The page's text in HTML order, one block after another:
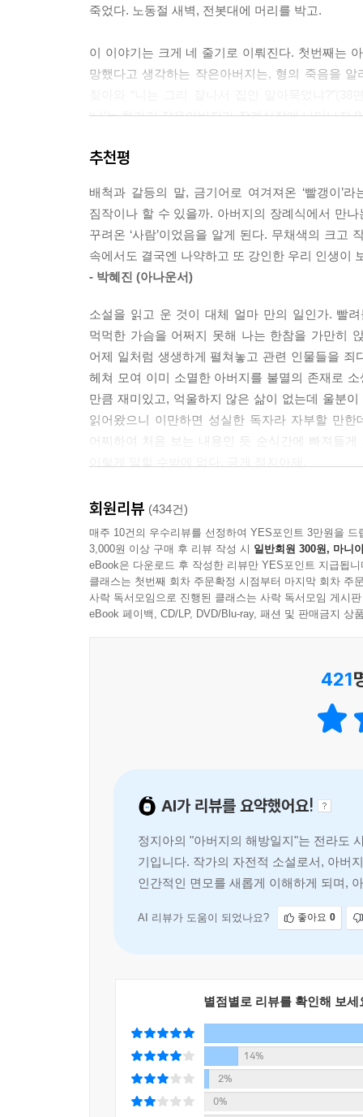
그때까지 위태위태 잘 참고 있던 나는 노동이 힘
으며 덧붙였다.
월남전에서 다리를 잃었다고 했으니 아마도 육십
팡이를 능숙하게 움직여 비틀거리지도 않고 내 쪽
“아따 조문은 무신…… 나랑 쐬주나 마시장게.”
다리 불편한 노인네를 확 낚아챌 수도 없는 노릇,
“왜? 나는 베트콩 때려잡던 사램잉게 뽈갱이 조문
“넘의 딸이 담배 피우먼 못된 년이고, 내 딸이 담
신 헥명을 하겄다는 것이여!” 그때 어머니 나이
것인지, 이것이야말로 진정한 블랙 코미디다, 그
람이 절대 다니지 않을 산중턱까지 올랐다. 담배
--- p.243
죽었다. 노동절 새벽, 전봇대에 머리를 박고.
이 이야기는 크게 네 줄기로 이뤄진다. 첫번째는
망했다고 생각하는 작은아버지는, 형의 죽음을
‘나’는 차라리 작은아버지가 장례식장에 나타나
듯하다. 아버지의 소학교 동창이자 시계방을 운
둘도 없는 친구다. 정치적 지향 차이로 발생하는
지금의 정치권이 배웠으면 싶은 생각도 든다. 그
“담배 친구”(139면)란다. 열일곱살 소녀와 허물
‘미 제국주의’ 운운하는 것을 잊지 않는 아버지
사람들, 총부리를 맞서고 싸웠지만 이윽고 친구가
내가 알던 아버지는 진짜일까?
그가 남기고 간 수많은 에피소드
세번째는 ‘나’와 아버지의 이야기다. 『아버지의
아버지의 유골을 손에 들고, 아버지를 가장 아버지
마지막 네번째는 어머니와 아버지 사이의 일
동지이자 그 역시 사회주의자였던 어머니는 아버
담배를 끊지 못해서 같은 비교적 소소한 일도 있고
‘민족’ 앞에서 경건하게 하나가 되기도 하는데, 이
32년 전 정지아의 등장은 한국문학에서 하나의
되었다는 말에, 한국문학을 사랑하는 모두가 귀를
작가의 말
읎어 싫고 산수유는 속 읎어 싫다는 동네 할매,
사램이 오죽하면 글겄냐. 아버지 십팔번이었다.
아버지. 아버지 딸, 참 오래도 잘못 살았습니다.
낳아주신 것도, 하의 상의 인물로 낳아주신 것
아버지. 애기도 하는 이 쉬운 말을 환갑 목전에
추천평
배척과 갈등의 말, 금기어로 여겨져온 ‘빨갱이’
짐작이나 할 수 있을까. 아버지의 장례식에서 만
꾸려온 ‘사람’이었음을 알게 된다. 무채색의 크
속에서도 결국엔 나약하고 또 강인한 우리 인생이
- 박혜진 (아나운서)
소설을 읽고 운 것이 대체 얼마 만의 일인가. 빨
먹먹한 가슴을 어쩌지 못해 나는 한참을 가만히
어제 일처럼 생생하게 펼쳐놓고 관련 인물들을
헤쳐 모여 이미 소멸한 아버지를 불멸의 존재로
만큼 재미있고, 억울하지 않은 삶이 없는데 울분
읽어왔으니 이만하면 성실한 독자라 자부할 만
어찌하여 처음 보는 내용인 듯 순식간에 빠져들
[2022 내 맘대로 올해의 책]
강물처럼 떠내려 가는 시간 속에서, 작가는 ‘아
기억해 주는 누군가가 있기 때문인 것
- 차인표 (배우)
[2022 내 맘대로 올해의 책]
회원리뷰 (434건)
매주 10건의 우수리뷰를 선정하여 YES포인트 3만원을 드
3,000원 이상 구매 후 리뷰 작성 시 일반회원 300원, 마니
eBook은 다운로드 후 작성한 리뷰만 YES포인트 지급됩니
클래스는 첫번째 회차 주문확정 시점부터 마지막 회차 주
사락 독서모임으로 진행된 클래스는 사락 독서모임 게시
eBook 페이백, CD/LP, DVD/Blu-ray, 패션 및 판매금지 상
421
AI가 리뷰를 요약했어요!
정지아의 "아버지의 해방일지"는 전라도
기입니다. 작가의 자전적 소설로서, 아버
인간적인 면모를 새롭게 이해하게 되며,
AI 리뷰가 도움이 되었나요? 좋아요 0
별점별로 리뷰를 확인해 보세
14%
2%
0%